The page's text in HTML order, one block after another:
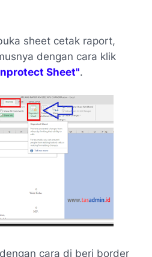
sheet cetak raport,
dengan cara klik
Sheet".
cara di beri border